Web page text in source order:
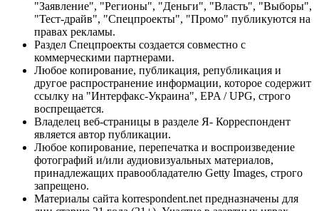
"Заявление", "Регионы", "Деньги", "Власть", "Выборы",
"Тест-драйв", "Спецпроекты", "Промо" публикуются на
правах рекламы.
Раздел Спецпроекты создается совместно с
коммерческими партнерами.
Любое копирование, публикация, републикация и
другое распространение информации, которое содержит
ссылку на "Интерфакс-Украина", EPA / UPG, строго
воспрещается.
Владелец веб-страницы в разделе Я- Корреспондент
является автор публикации.
Любое копирование, перепечатка и воспроизведение
фотографий и/или аудиовизуальных материалов,
принадлежащих правообладателю Getty Images, строго
запрещено.
Материалы сайта korrespondent.net предназначены для